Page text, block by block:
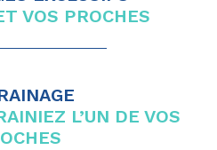
VOS PROCHES
L’UN DE VOS